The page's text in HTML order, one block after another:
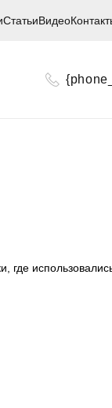
СтатьиВидео